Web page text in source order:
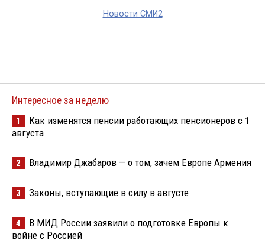
Новости СМИ2
Интересное за неделю
1
Как изменятся пенсии работающих пенсионеров с 1
августа
2 Владимир Джабаров — о том, зачем Европе Армения
3 Законы, вступающие в силу в августе
4
В МИД России заявили о подготовке Европы к
войне с Россией